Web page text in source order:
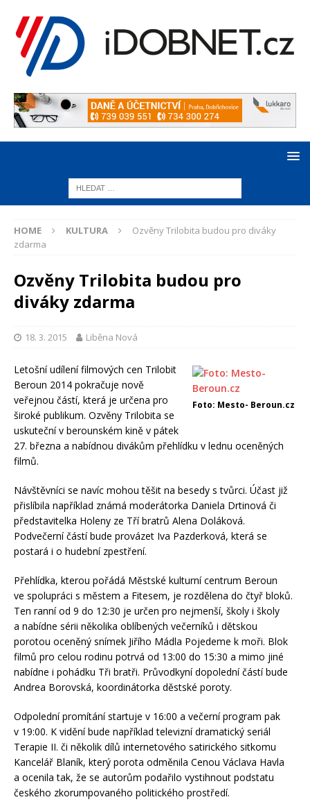
HOME KULTURA
Ozvěny Trilobita budou pro diváky
zdarma
Ozvěny Trilobita budou pro
diváky zdarma
18. 3. 2015 Liběna Nová
Foto: Mesto- Beroun.cz
Letošní udílení filmových cen Trilobit
Beroun 2014 pokračuje nově
veřejnou částí, která je určena pro
široké publikum. Ozvěny Trilobita se
uskuteční v berounském kině v pátek
27. března a nabídnou divákům přehlídku v lednu oceněných
filmů.
Návštěvníci se navíc mohou těšit na besedy s tvůrci. Účast již
přislíbila například známá moderátorka Daniela Drtinová či
představitelka Holeny ze Tří bratrů Alena Doláková.
Podvečerní částí bude provázet Iva Pazderková, která se
postará i o hudební zpestření.
Přehlídka, kterou pořádá Městské kulturní centrum Beroun
ve spolupráci s městem a Fitesem, je rozdělena do čtyř bloků.
Ten ranní od 9 do 12:30 je určen pro nejmenší, školy i školy
a nabídne sérii několika oblíbených večerníků i dětskou
porotou oceněný snímek Jiřího Mádla Pojedeme k moři. Blok
filmů pro celou rodinu potrvá od 13:00 do 15:30 a mimo jiné
nabídne i pohádku Tři bratři. Průvodkyní dopolední částí bude
Andrea Borovská, koordinátorka děstské poroty.
Odpolední promítání startuje v 16:00 a večerní program pak
v 19:00. K vidění bude například televizní dramatický seriál
Terapie II. či několik dílů internetového satirického sitkomu
Kancelář Blaník, který porota odměnila Cenou Václava Havla
a ocenila tak, že se autorům podařilo vystihnout podstatu
českého zkorumpovaného politického prostředí.